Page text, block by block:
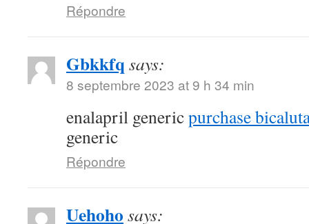
Répondre
Gbkkfq says:
8 septembre 2023 at 9 h 34 min
enalapril genericpurchase
generic
Répondre
Uehoho says: